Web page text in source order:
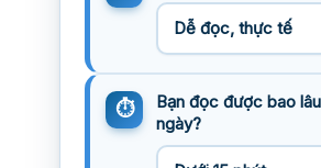
Bạn đọc được bao
ngày?